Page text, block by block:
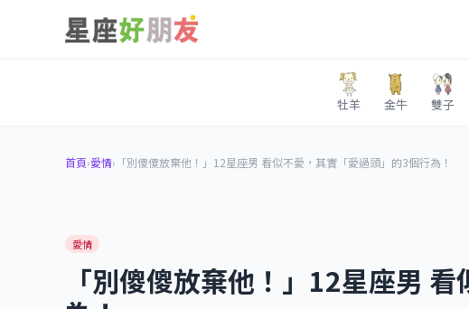
牡羊 金牛 雙子
首頁›愛情› 「別傻傻放棄他！」12星座男 看似不愛，其實「愛過頭」的3個行為！
愛情
「別傻傻放棄他！」12星座男